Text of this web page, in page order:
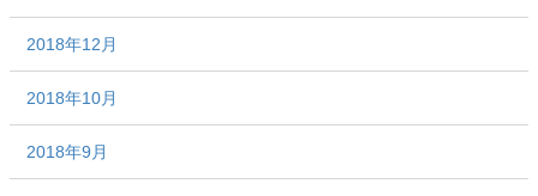
2018年12月
2018年10月
2018年9月